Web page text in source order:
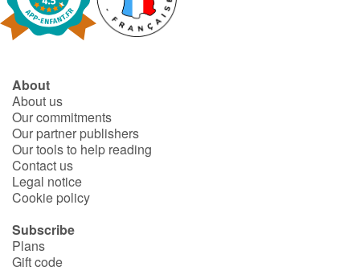
About
About us
Our commitments
Our partner publishers
Our tools to help reading
Contact us
Legal notice
Cookie policy
Subscribe
Plans
Gift code